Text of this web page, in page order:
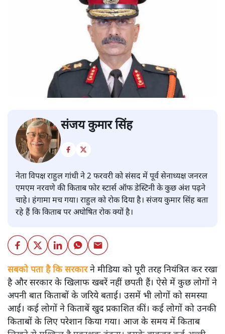
संजय कुमार सिंह
नेता विपक्ष राहुल गांधी ने 2 फरवरी को संसद में पूर्व सेनाध्यक्ष जनरल
एमएम नरवणे की किताब फोर स्टार्स ऑफ डेस्टिनी के कुछ अंश पढ़ने
चाहे। हंगामा मच गया। राहुल को रोक दिया है। संजय कुमार सिंह बता
रहे हैं कि किताब पर अघोषित रोक क्यों है।
सबको पता है कि सरकारने मीडिया को पूरी तरह नियंत्रित कर रखा
है और सरकार के खिलाफ खबरें नहीं छपती हैं। ऐसे में कुछ लोगों ने
अपनी बात किताबों के जरिये बताई। उसमें भी लोगों को समस्या
आई। कई लोगों ने किताबें खुद प्रकाशित कीं। कई लोगों को उनकी
किताबों के लिए परेशान किया गया। आज के समय में किताब